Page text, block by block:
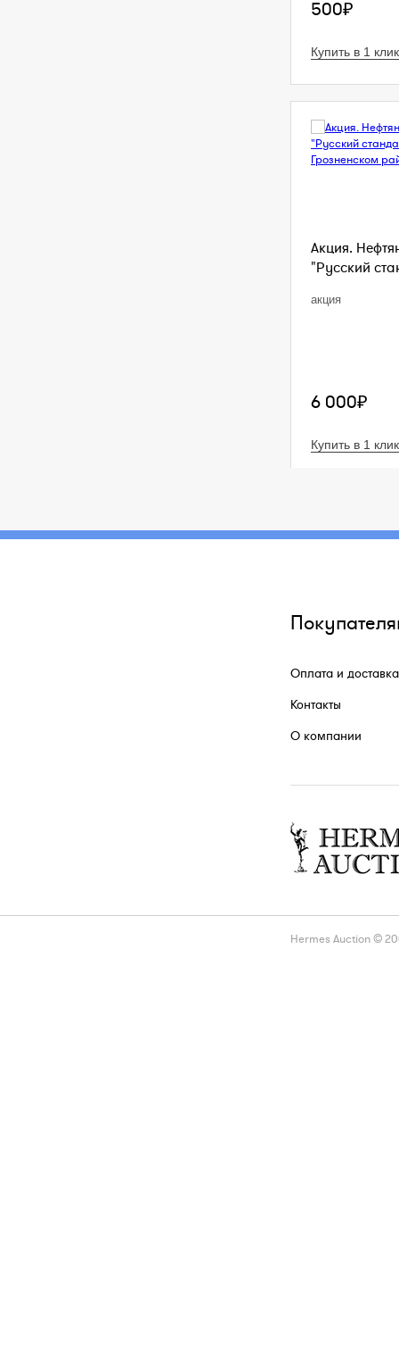
500₽
Купить в 1 клик
Акция.
"Русский
акция
6 000₽
Купить в 1 клик
Оплата и доставка
Контакты
О компании
Hermes Auction ©